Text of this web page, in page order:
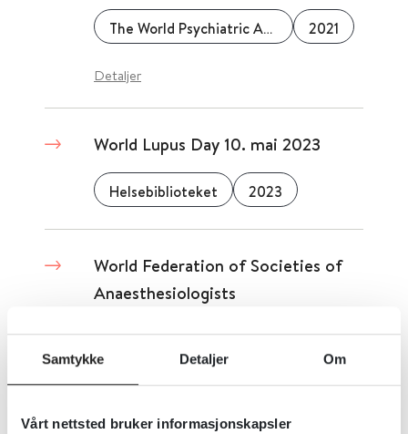
Samtykke Detaljer Om
Vårt nettsted bruker informasjonskapsler
The World Psychiatric Association 2021
Detaljer
World Lupus Day 10. mai 2023
Helsebiblioteket 2023
World Federation of Societies of
Anaesthesiologists
Detaljer
World Endometriosis Society